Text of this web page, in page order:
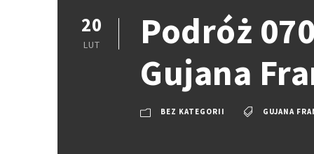
20
LUT
Podróż
Gujana
BEZ KATEGORII GUJANA